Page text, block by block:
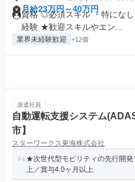
月給23万円～40万円
資格 ◎必須スキル ・特にな
経験 ★歓迎スキルやエン...
業界未経験歓迎 +12個
派遣社員
自動運転支援システム
市】
スターワークス東海株式会社
★次世代型モビリティの先行開
上／賞与4.0ヶ月以上